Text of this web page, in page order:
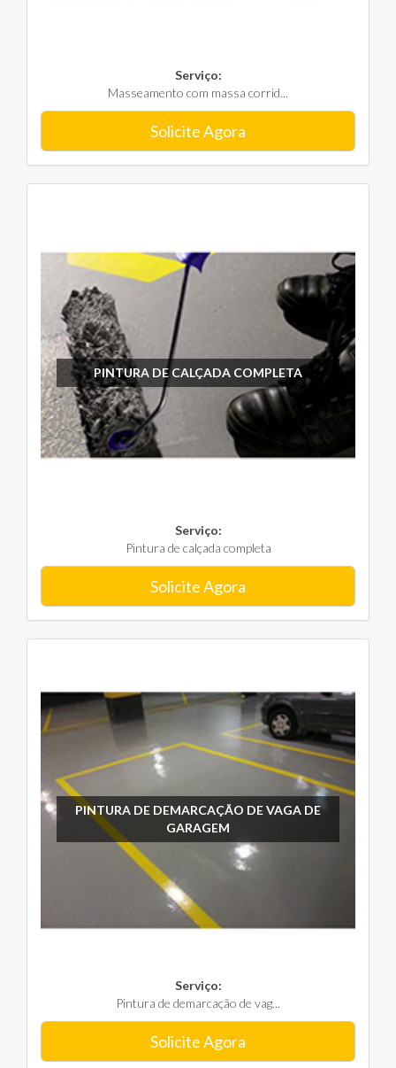
Serviço:
Masseamento com massa corrid...
Solicite Agora
PINTURA DE CALÇADA COMPLETA
Serviço:
Pintura de calçada completa
Solicite Agora
PINTURA DE DEMARCAÇÃO DE VAGA DE
GARAGEM
Serviço:
Pintura de demarcação de vag...
Solicite Agora